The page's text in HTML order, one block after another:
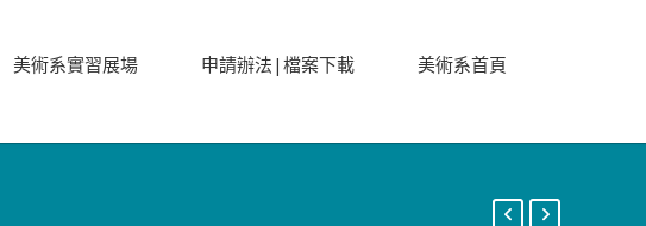
美術系實習展場 申請辦法|檔案下載 美術系首頁